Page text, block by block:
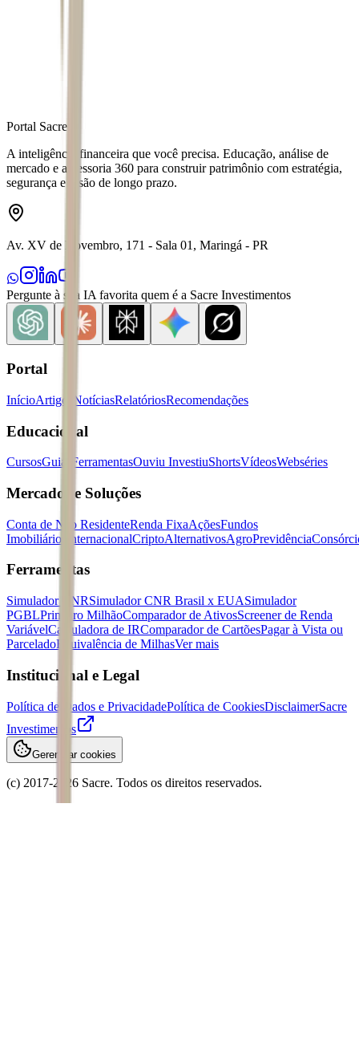
Portal Sacre
A inteligência financeira que você precisa. Educação, análise de
mercado e assessoria 360 para construir patrimônio com estratégia,
segurança e visão de longo prazo.
Av. XV de Novembro, 171 - Sala 01, Maringá - PR
Pergunte à sua IA favorita quem é a Sacre Investimentos
Portal
InícioArtigos NotíciasRelatóriosRecomendações
Educacional
CursosGuias FerramentasOuviu InvestiuShortsVídeosWebséries
Mercados e Soluções
Conta de Não ResidenteRenda FixaAçõesFundos
Imobiliários
InternacionalCriptoAlternativosAgroPrevidência
Ferramentas
Simulador CNRSimulador CNR Brasil x EUASimulador
PGBLPrimeiro MilhãoComparador de AtivosScreener de Renda
VariávelCalculadora de IRComparador de CartõesPagar à Vista ou
ParceladoEquivalência de MilhasVer mais
Institucional e Legal
Política de Dados e PrivacidadePolítica de CookiesDisclaimerSacre
Investimentos
Gerenciar cookies
(c) 2017-2026 Sacre. Todos os direitos reservados.